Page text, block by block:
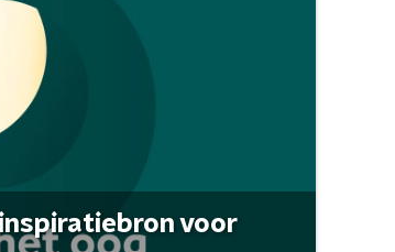
voor